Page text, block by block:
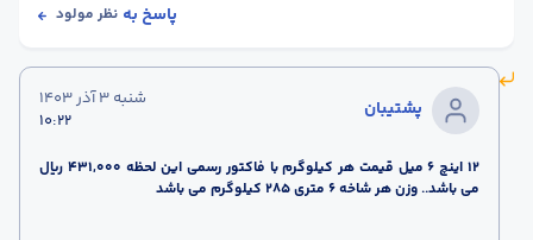
پاسخ به نظر مولود
پشتیبان
شنبه 3 آذر 1403
10:22
12 اینچ 6 میل قیمت هر کیلوگرم با فاکتور رسمی این لحظه 431,000 ریال
می باشد.. وزن هر شاخه 6 متری 285 کیلوگرم می باشد